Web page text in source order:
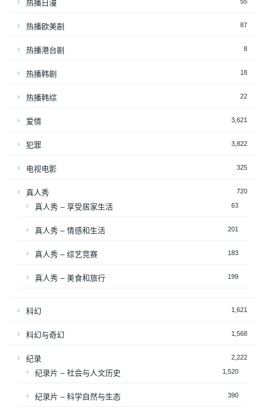
热播日漫
热播欧美剧 87
热播港台剧 8
热播韩剧 18
热播韩综 22
爱情 3,621
犯罪 3,822
电视电影 325
真人秀 720
真人秀 – 享受居家生活 63
真人秀 – 情感和生活 201
真人秀 – 综艺竞赛 183
真人秀 – 美食和旅行 199
科幻 1,621
科幻与奇幻 1,568
纪录 2,222
纪录片 – 社会与人文历史 1,520
纪录片 – 科学自然与生态 390